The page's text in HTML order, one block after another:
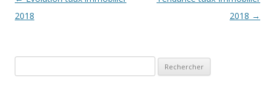
des
2018
2018 →